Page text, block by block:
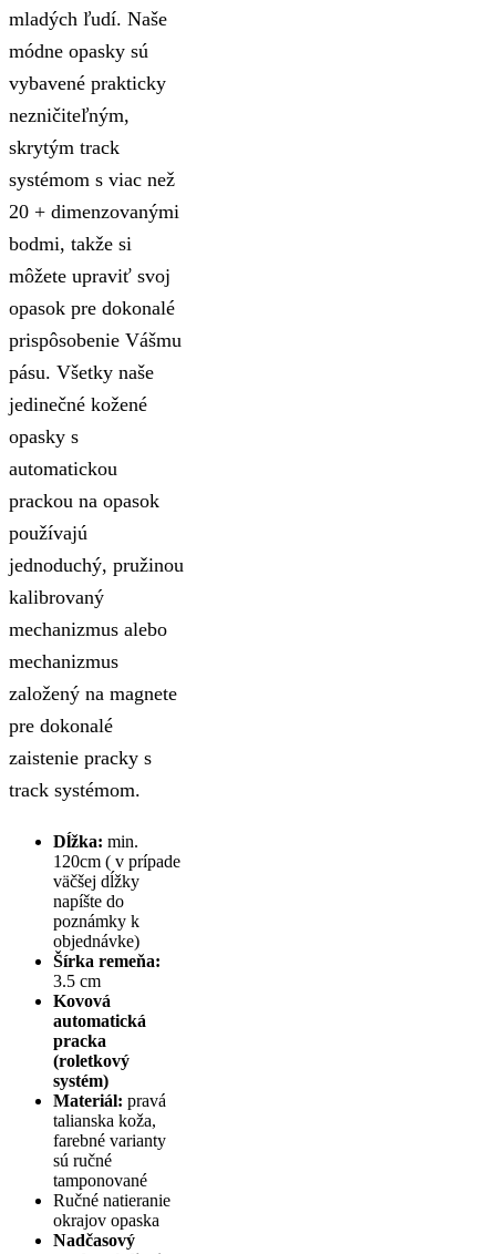
mladých ľudí. Naše
módne opasky sú
vybavené prakticky
nezničiteľným,
skrytým track
systémom s viac než
20 + dimenzovanými
bodmi, takže si
môžete upraviť svoj
opasok pre dokonalé
prispôsobenie Vášmu
pásu. Všetky naše
jedinečné kožené
opasky s
automatickou
prackou na opasok
používajú
jednoduchý, pružinou
kalibrovaný
mechanizmus alebo
mechanizmus
založený na magnete
pre dokonalé
zaistenie pracky s
track systémom.
Dĺžka: min.
120cm ( v prípade
väčšej dĺžky
napíšte do
poznámky k
objednávke)
Šírka remeňa:
3.5 cm
Kovová
automatická
pracka
(roletkový
systém)
Materiál: pravá
talianska koža,
farebné varianty
sú ručné
tamponované
Ručné natieranie
okrajov opaska
Nadčasový